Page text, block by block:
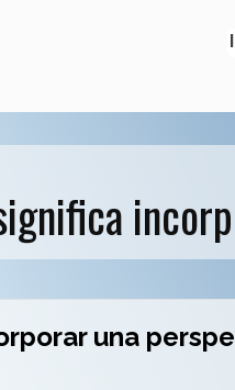
una